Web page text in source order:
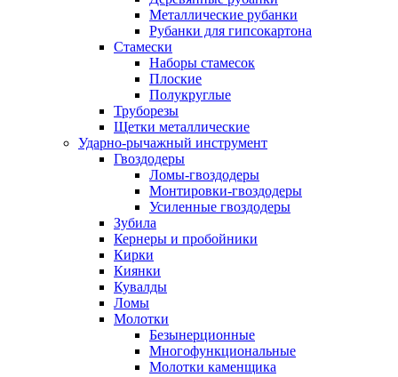
Металлические рубанки
Рубанки для гипсокартона
Стамески
Наборы стамесок
Плоские
Полукруглые
Труборезы
Щетки металлические
Ударно-рычажный инструмент
Гвоздодеры
Ломы-гвоздодеры
Монтировки-гвоздодеры
Усиленные гвоздодеры
Зубила
Кернеры и пробойники
Кирки
Киянки
Кувалды
Ломы
Молотки
Безынерционные
Многофункциональные
Молотки каменщика